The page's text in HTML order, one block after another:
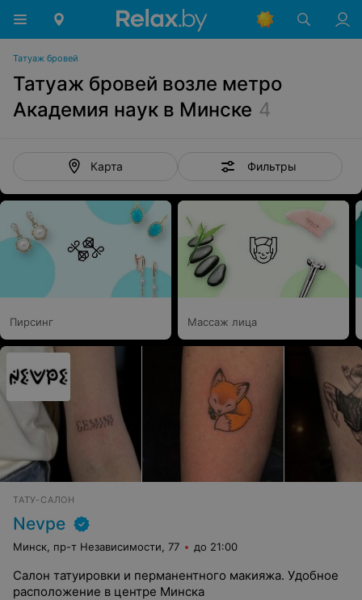
Татуаж бровей
Татуаж бровей возле метро
Академия наук в Минске 4
Карта Фильтры
Пирсинг Массаж лица
ТАТУ-САЛОН
Nevpe
Минск, пр-т Независимости, 77 до 21:00
Салон татуировки и перманентного макияжа. Удобное
расположение в центре Минска